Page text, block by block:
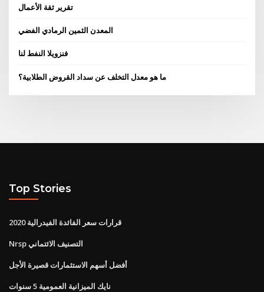
تقرير ثقة الأعمال
المعدن الثمين الرمادي الفضي
فنزويلا النفط لنا
ما هو معدل التخلف عن سداد القروض الطلابية؟
Top Stories
قرارات سعر الفائدة الفيدرالية 2020
Nrsp التصنيف الائتماني
أفضل أسهم الاستثمارات قصيرة الأجل
نايك الميزانية العمومية 5 سنوات